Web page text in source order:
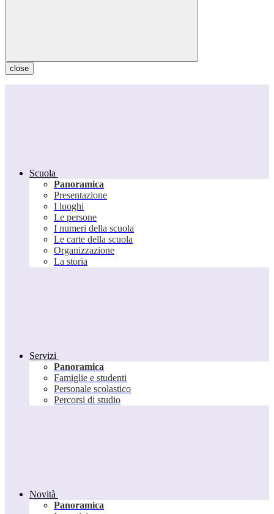
close
Scuola
Panoramica
Presentazione
I luoghi
Le persone
I numeri della scuola
Le carte della scuola
Organizzazione
La storia
Servizi
Panoramica
Famiglie e studenti
Personale scolastico
Percorsi di studio
Novità
Panoramica